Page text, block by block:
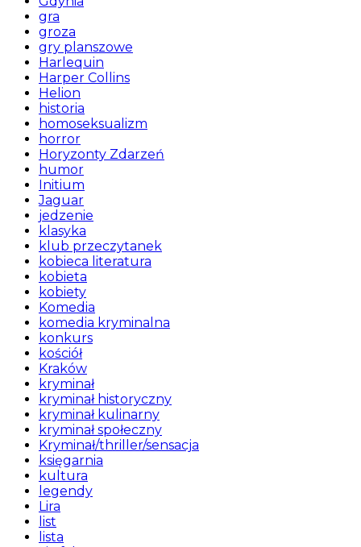
gra
groza
gry planszowe
Harlequin
Harper Collins
Helion
historia
homoseksualizm
horror
Horyzonty Zdarzeń
humor
Initium
Jaguar
jedzenie
klasyka
klub przeczytanek
kobieca literatura
kobieta
kobiety
Komedia
komedia kryminalna
konkurs
kościół
Kraków
kryminał
kryminał historyczny
kryminał kulinarny
kryminał społeczny
Kryminał/thriller/sensacja
księgarnia
kultura
legendy
Lira
list
lista